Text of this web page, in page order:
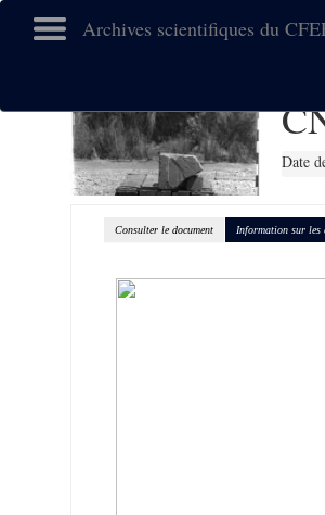
Archives scientifiques du
Date
Consulter le document Information sur les